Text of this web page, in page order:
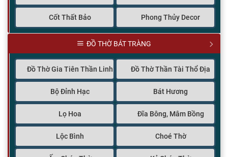
Cốt Thất Bảo Phong Thủy Decor
ĐỒ THỜ BÁT TRÀNG
Đồ Thờ Gia Tiên Thần Linh Đồ Thờ Thần Tài Thổ Địa
Bộ Đỉnh Hạc Bát Hương
Lọ Hoa Đĩa Bông, Mâm Bồng
Lộc Bình Choé Thờ